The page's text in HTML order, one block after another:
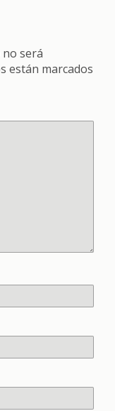
será
están marcados